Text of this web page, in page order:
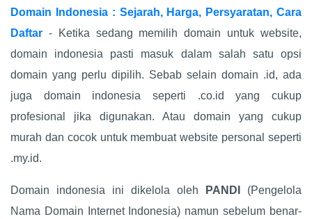
Domain Indonesia : Sejarah, Harga, Persyaratan, Cara
Daftar - Ketika sedang memilih domain untuk website,
domain indonesia pasti masuk dalam salah satu opsi
domain yang perlu dipilih. Sebab selain domain .id, ada
juga domain indonesia seperti .co.id yang cukup
profesional jika digunakan. Atau domain yang cukup
murah dan cocok untuk membuat website personal seperti
.my.id.
Domain indonesia ini dikelola oleh PANDI
(Pengelola
Nama Domain Internet Indonesia) namun sebelum benar-